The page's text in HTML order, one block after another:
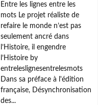
Entre les lignes entre les
mots Le projet réaliste de
refaire le monde n’est pas
seulement ancré dans
l’Histoire, il engendre
l’Histoire by
entreleslignesentrelesmots
Dans sa préface à l'édition
française, Désynchronisation
des...